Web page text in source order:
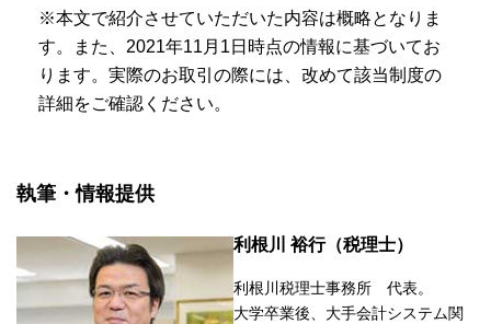
※本文で紹介させていただいた内容は概略となりま
す。また、2021年11月1日時点の情報に基づいてお
ります。実際のお取引の際には、改めて該当制度の
詳細をご確認ください。
執筆・情報提供
利根川 裕行（税理士）
利根川税理士事務所 代表。
大学卒業後、大手会計システム関